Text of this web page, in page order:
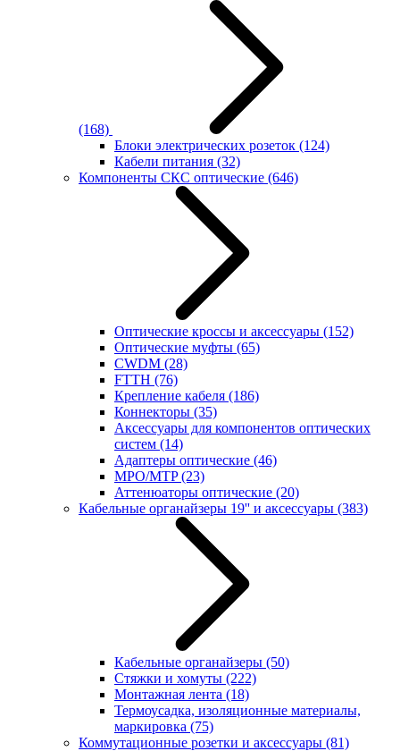
(168)
Блоки электрических розеток (124)
Кабели питания (32)
Компоненты СКС оптические (646)
Оптические кроссы и аксессуары (152)
Оптические муфты (65)
CWDM (28)
FTTH (76)
Крепление кабеля (186)
Коннекторы (35)
Аксессуары для компонентов оптических
систем (14)
Адаптеры оптические (46)
MPO/MTP(23)
Аттенюаторы оптические (20)
Кабельные органайзеры 19'' и аксессуары (383)
Кабельные органайзеры (50)
Стяжки и хомуты (222)
Монтажная лента (18)
Термоусадка, изоляционные материалы,
маркировка (75)
Коммутационные розетки и аксессуары (81)